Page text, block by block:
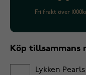
Fri frakt över
Köp tillsammans
Lykken